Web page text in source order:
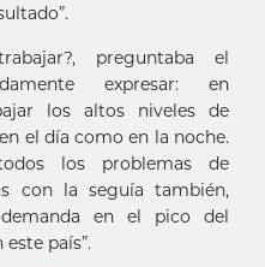
preguntaba el
expresar: en
los altos niveles de
el día como en la noche.
los problemas de
con la seguía también,
en el pico del
país”.